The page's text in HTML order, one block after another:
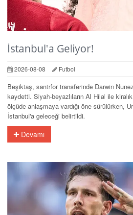
İstanbul'a Geliyor!
2026-08-08 Futbol
Beşiktaş, santrfor transferinde Darwin
kaydetti. Siyah-beyazlıların Al Hilal ile
ölçüde anlaşmaya vardığı öne sürülürken,
İstanbul'a geleceği belirtildi.
Devamı